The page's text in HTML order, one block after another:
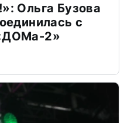
Ольга Бузова
с
2»